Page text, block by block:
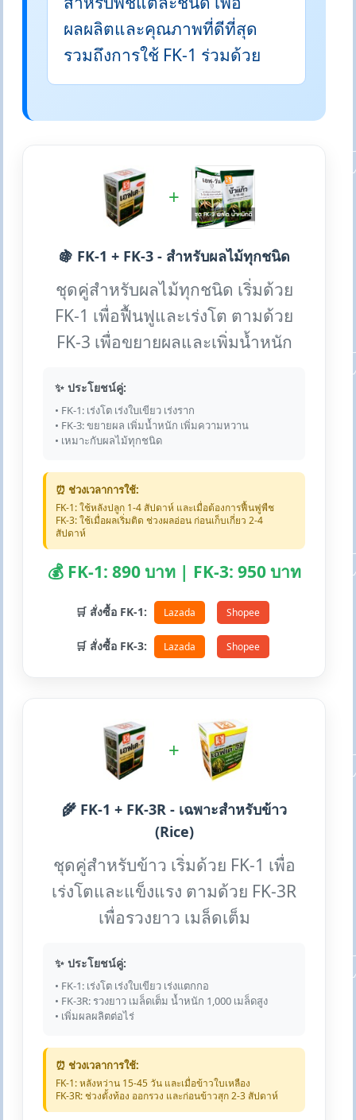
ผลผลิตและคุณภาพที่ดีที่สุด
รวมถึงการใช้ FK-1 ร่วมด้วย
+
🍇 FK-1 + FK-3 - สำหรับผลไม้ทุกชนิด
ชุดคู่สำหรับผลไม้ทุกชนิด เริ่มด้วย
FK-1 เพื่อฟื้นฟูและเร่งโต ตามด้วย
FK-3 เพื่อขยายผลและเพิ่มน้ำหนัก
✨ ประโยชน์คู่:
• FK-1: เร่งโต เร่งใบเขียว เร่งราก
• FK-3: ขยายผล เพิ่มน้ำหนัก เพิ่มความหวาน
• เหมาะกับผลไม้ทุกชนิด
⏰ ช่วงเวลาการใช้:
FK-1: ใช้หลังปลูก 1-4 สัปดาห์ และเมื่อต้องการฟื้นฟูพืช
FK-3: ใช้เมื่อผลเริ่มติด ช่วงผลอ่อน ก่อนเก็บเกี่ยว 2-4
สัปดาห์
💰 FK-1: 890 บาท | FK-3: 950 บาท
🛒 สั่งซื้อ FK-1: Lazada Shopee
🛒 สั่งซื้อ FK-3: Lazada Shopee
+
🌾 FK-1 + FK-3R - เฉพาะสำหรับข้าว
(Rice)
ชุดคู่สำหรับข้าว เริ่มด้วย FK-1 เพื่อ
เร่งโตและแข็งแรง ตามด้วย FK-3R
เพื่อรวงยาว เมล็ดเต็ม
✨ ประโยชน์คู่:
• FK-1: เร่งโต เร่งใบเขียว เร่งแตกกอ
• FK-3R: รวงยาว เมล็ดเต็ม น้ำหนัก 1,000 เมล็ดสูง
• เพิ่มผลผลิตต่อไร่
⏰ ช่วงเวลาการใช้:
FK-1: หลังหว่าน 15-45 วัน และเมื่อข้าวใบเหลือง
FK-3R: ช่วงตั้งท้อง ออกรวง และก่อนข้าวสุก 2-3 สัปดาห์